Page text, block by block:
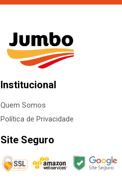
Institucional
Quem Somos
Política de Privacidade
Site Seguro